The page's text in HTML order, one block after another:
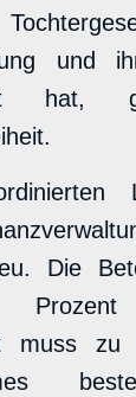
und
hat,
Die
muss